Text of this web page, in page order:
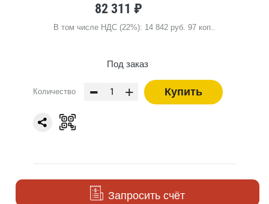
82 311 ₽
В том числе НДС (22%): 14 842 руб. 97 коп..
Под заказ
Количество - + Купить
Запросить счёт